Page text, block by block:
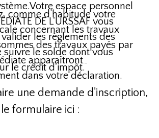
espace personnel
DE L'URSSAF vous
les règlements des
suivre le solde dont vous
le crédit d'impôt.
comme d’habitude votre
concernant les travaux
des travaux payés par
apparaîtront
dans votre déclaration.
une demande d'inscription,
formulaire ici :